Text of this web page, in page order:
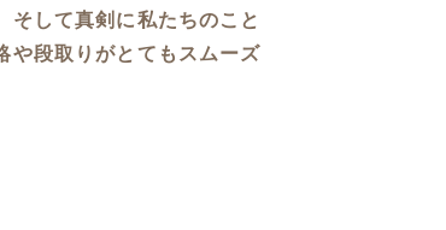
そして真剣に私たちのこと
や段取りがとてもスムーズ